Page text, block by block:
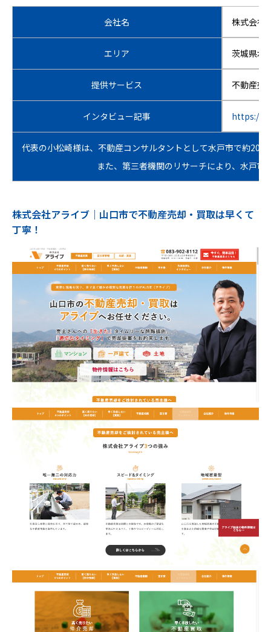
会社名 株式会社
エリア 茨城県水
提供サービス 不動産売
インタビュー記事 https://
代表の小松崎様は、不動産コンサルタントとして水戸市で約20
また、第三者機関のリサーチにより、水戸
株式会社アライブ｜山口市で不動産売却・買取は早くて
丁寧！